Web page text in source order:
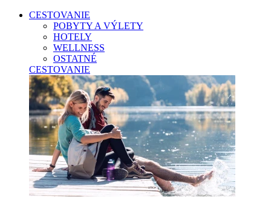
CESTOVANIE
POBYTY A VÝLETY
HOTELY
WELLNESS
OSTATNÉ
CESTOVANIE